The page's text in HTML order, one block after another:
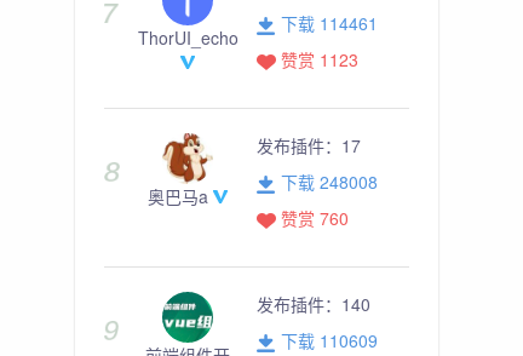
ThorUI_echo
下载 114461
赞赏 1123
奥巴马a
发布插件： 17
下载 248008
赞赏 760
发布插件： 140
下载 110609